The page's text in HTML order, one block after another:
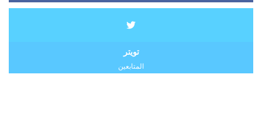
تويتر
المتابعين